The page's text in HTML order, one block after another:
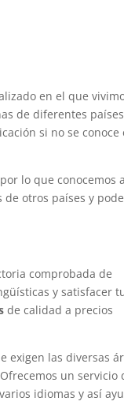
en el que
de diferentes
si no se conoce
lo que conocemos
otros países y
comprobada de
y satisfacer
de calidad a precios
exigen las diversas
un servicio
idiomas y así